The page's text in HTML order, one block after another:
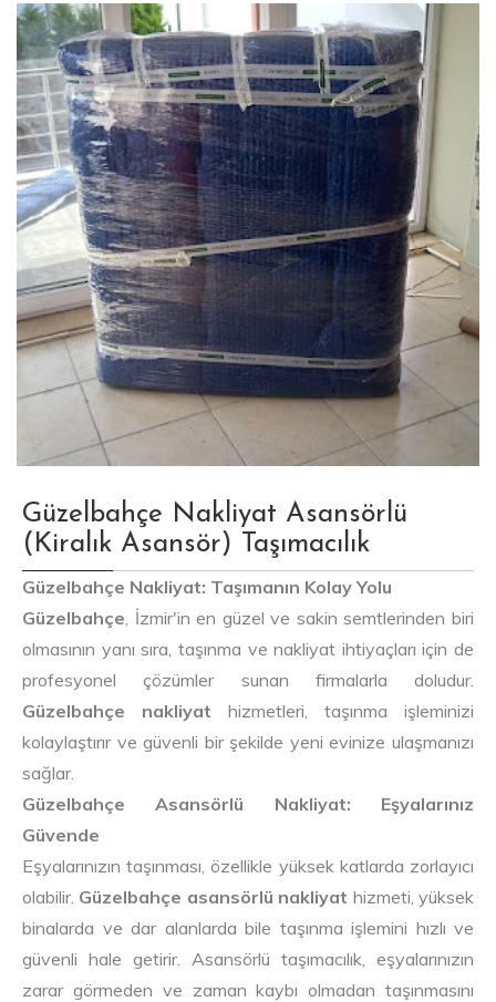
Güzelbahçe Nakliyat Asansörlü
(Kiralık Asansör) Taşımacılık
Güzelbahçe Nakliyat: Taşımanın Kolay Yolu
Güzelbahçe , İzmir'in en güzel ve sakin semtlerinden biri
olmasının yanı sıra, taşınma ve nakliyat ihtiyaçları için de
profesyonel çözümler sunan firmalarla doludur.
Güzelbahçe nakliyat hizmetleri, taşınma işleminizi
kolaylaştırır ve güvenli bir şekilde yeni evinize ulaşmanızı
sağlar.
Güzelbahçe Asansörlü Nakliyat: Eşyalarınız
Güvende
Eşyalarınızın taşınması, özellikle yüksek katlarda zorlayıcı
olabilir. Güzelbahçe asansörlü nakliyat hizmeti, yüksek
binalarda ve dar alanlarda bile taşınma işlemini hızlı ve
güvenli hale getirir. Asansörlü taşımacılık, eşyalarınızın
zarar görmeden ve zaman kaybı olmadan taşınmasını